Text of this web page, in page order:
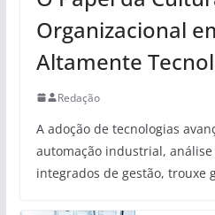
Organizacional
Altamente
Redação
A adoção de tecnologias
automação industrial,
integrados de gestão, trouxe